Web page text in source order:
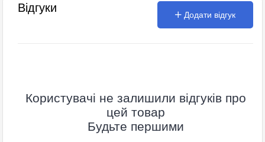
Відгуки
Додати відгук
Користувачі не залишили відгуків про
цей товар
Будьте першими